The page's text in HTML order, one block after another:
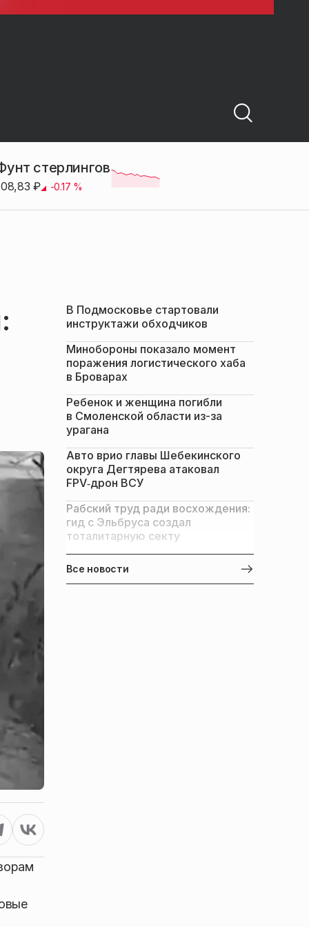
стерлингов
₽ -0.17 %
В Подмосковье стартовали
инструктажи обходчиков
Минобороны показало момент
поражения логистического хаба
в Броварах
Ребенок и женщина погибли
в Смоленской области из-за
урагана
Авто врио главы Шебекинского
округа Дегтярева атаковал
FPV‑дрон ВСУ
Рабский труд ради восхождения:
гид с Эльбруса создал
тоталитарную секту
Все новости